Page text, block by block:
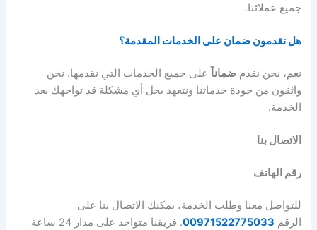
جميع عملائنا.
هل تقدمون ضمان على الخدمات المقدمة؟
نعم، نحن نقدم ضماناً على جميع الخدمات التي نقدمها. نحن
واثقون من جودة خدماتنا ونتعهد بحل أي مشكلة قد تواجهك بعد
الخدمة.
الاتصال بنا
رقم الهاتف
للتواصل معنا وطلب الخدمة، يمكنك الاتصال بنا على
الرقم 00971522775033
. فريقنا متواجد على مدار 24 ساعة